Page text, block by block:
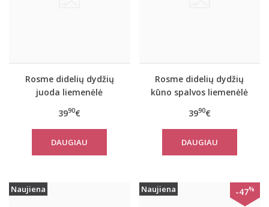
Rosme didelių dydžių
juoda liemenėlė
3990€
DAUGIAU
Rosme didelių dydžių
kūno spalvos liemenėlė
3990€
DAUGIAU
Naujiena Naujiena -47%